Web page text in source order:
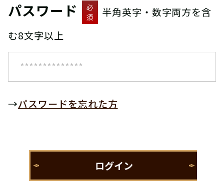
パスワード
必
須
半角英字・数字両方を含
む8文字以上
→パスワードを忘れた方